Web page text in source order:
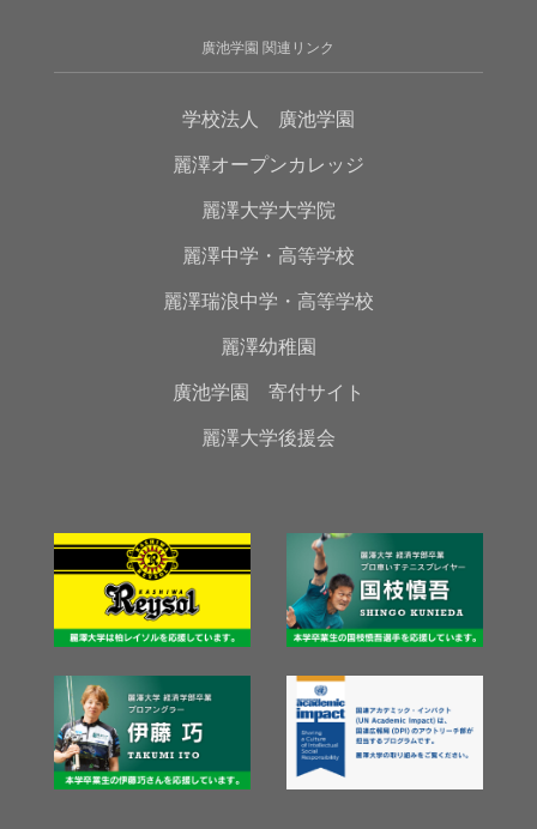
廣池学園 関連リンク
学校法人 廣池学園
麗澤オープンカレッジ
麗澤大学大学院
麗澤中学・高等学校
麗澤瑞浪中学・高等学校
麗澤幼稚園
廣池学園 寄付サイト
麗澤大学後援会